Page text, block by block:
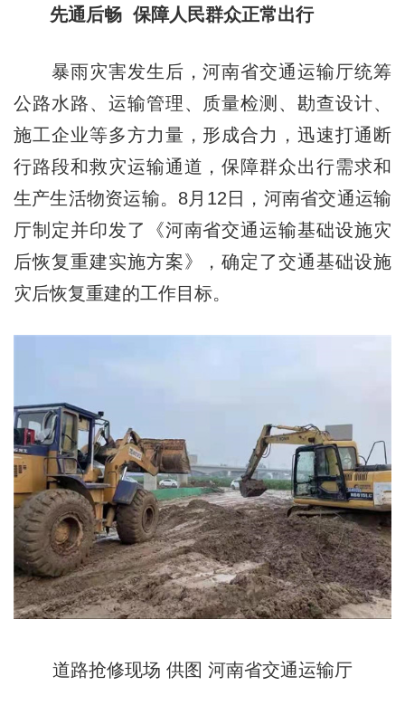
先通后畅 保障人民群众正常出行
暴雨灾害发生后，河南省交通运输厅统筹
公路水路、运输管理、质量检测、勘查设计、
施工企业等多方力量，形成合力，迅速打通断
行路段和救灾运输通道，保障群众出行需求和
生产生活物资运输。8月12日，河南省交通运输
厅制定并印发了《河南省交通运输基础设施灾
后恢复重建实施方案》，确定了交通基础设施
灾后恢复重建的工作目标。
道路抢修现场 供图 河南省交通运输厅